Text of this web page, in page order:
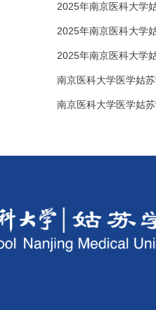
2025年南京医科大学
2025年南京医科大学
2025年南京医科大学
南京医科大学医学姑
南京医科大学医学姑